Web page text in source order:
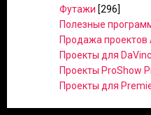
Футажи [296]
Полезные
Продажа
Проекты для
Проекты ProShow
Проекты для